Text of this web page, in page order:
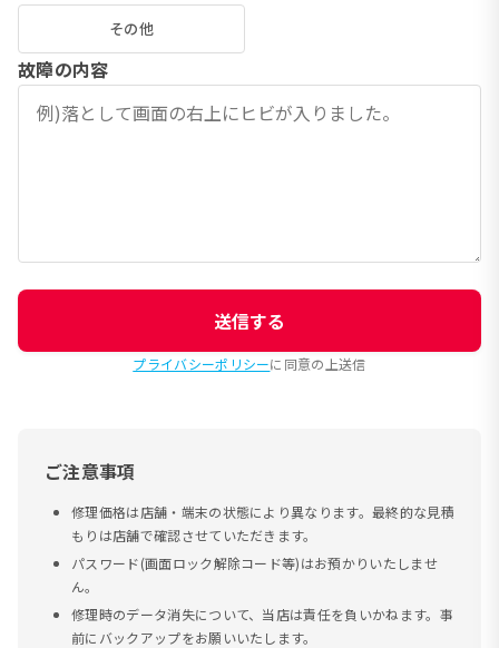
その他
故障の内容
送信する
プライバシーポリシーに同意の上送信
ご注意事項
修理価格は店舗・端末の状態により異なります。最終的な見積
もりは店舗で確認させていただきます。
パスワード(画面ロック解除コード等)はお預かりいたしませ
ん。
修理時のデータ消失について、当店は責任を負いかねます。事
前にバックアップをお願いいたします。